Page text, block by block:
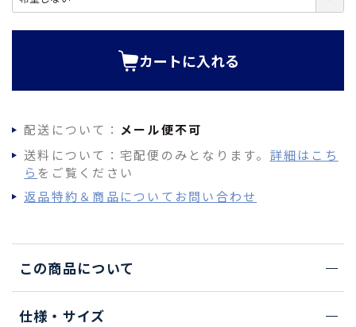
必
カートに入れる
配送について： メール便不可
送料について：宅配便のみとなります。 詳細はこち
ら をご覧ください
返品特約＆商品についてお問い合わせ
この商品について
仕様・サイズ